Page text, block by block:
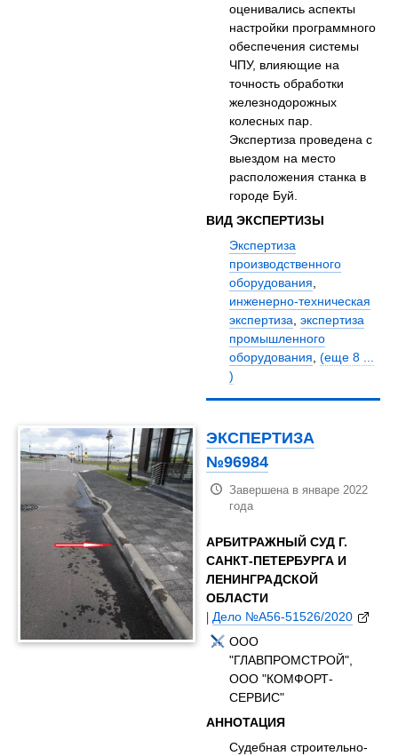
оценивались аспекты
настройки программного
обеспечения системы
ЧПУ, влияющие на
точность обработки
железнодорожных
колесных пар.
Экспертиза проведена с
выездом на место
расположения станка в
городе Буй.
ВИД ЭКСПЕРТИЗЫ
Экспертиза
производственного
оборудования,
инженерно-техническая
экспертиза,экспертиза
промышленного
оборудования,(еще 8 ...
)
ЭКСПЕРТИЗА
№96984
Завершена в январе 2022
года
АРБИТРАЖНЫЙ СУД Г.
САНКТ-ПЕТЕРБУРГА И
ЛЕНИНГРАДСКОЙ
ОБЛАСТИ
| Дело №А56-51526/2020
ООО
"ГЛАВПРОМСТРОЙ",
ООО "КОМФОРТ-
СЕРВИС"
АННОТАЦИЯ
Судебная строительно-